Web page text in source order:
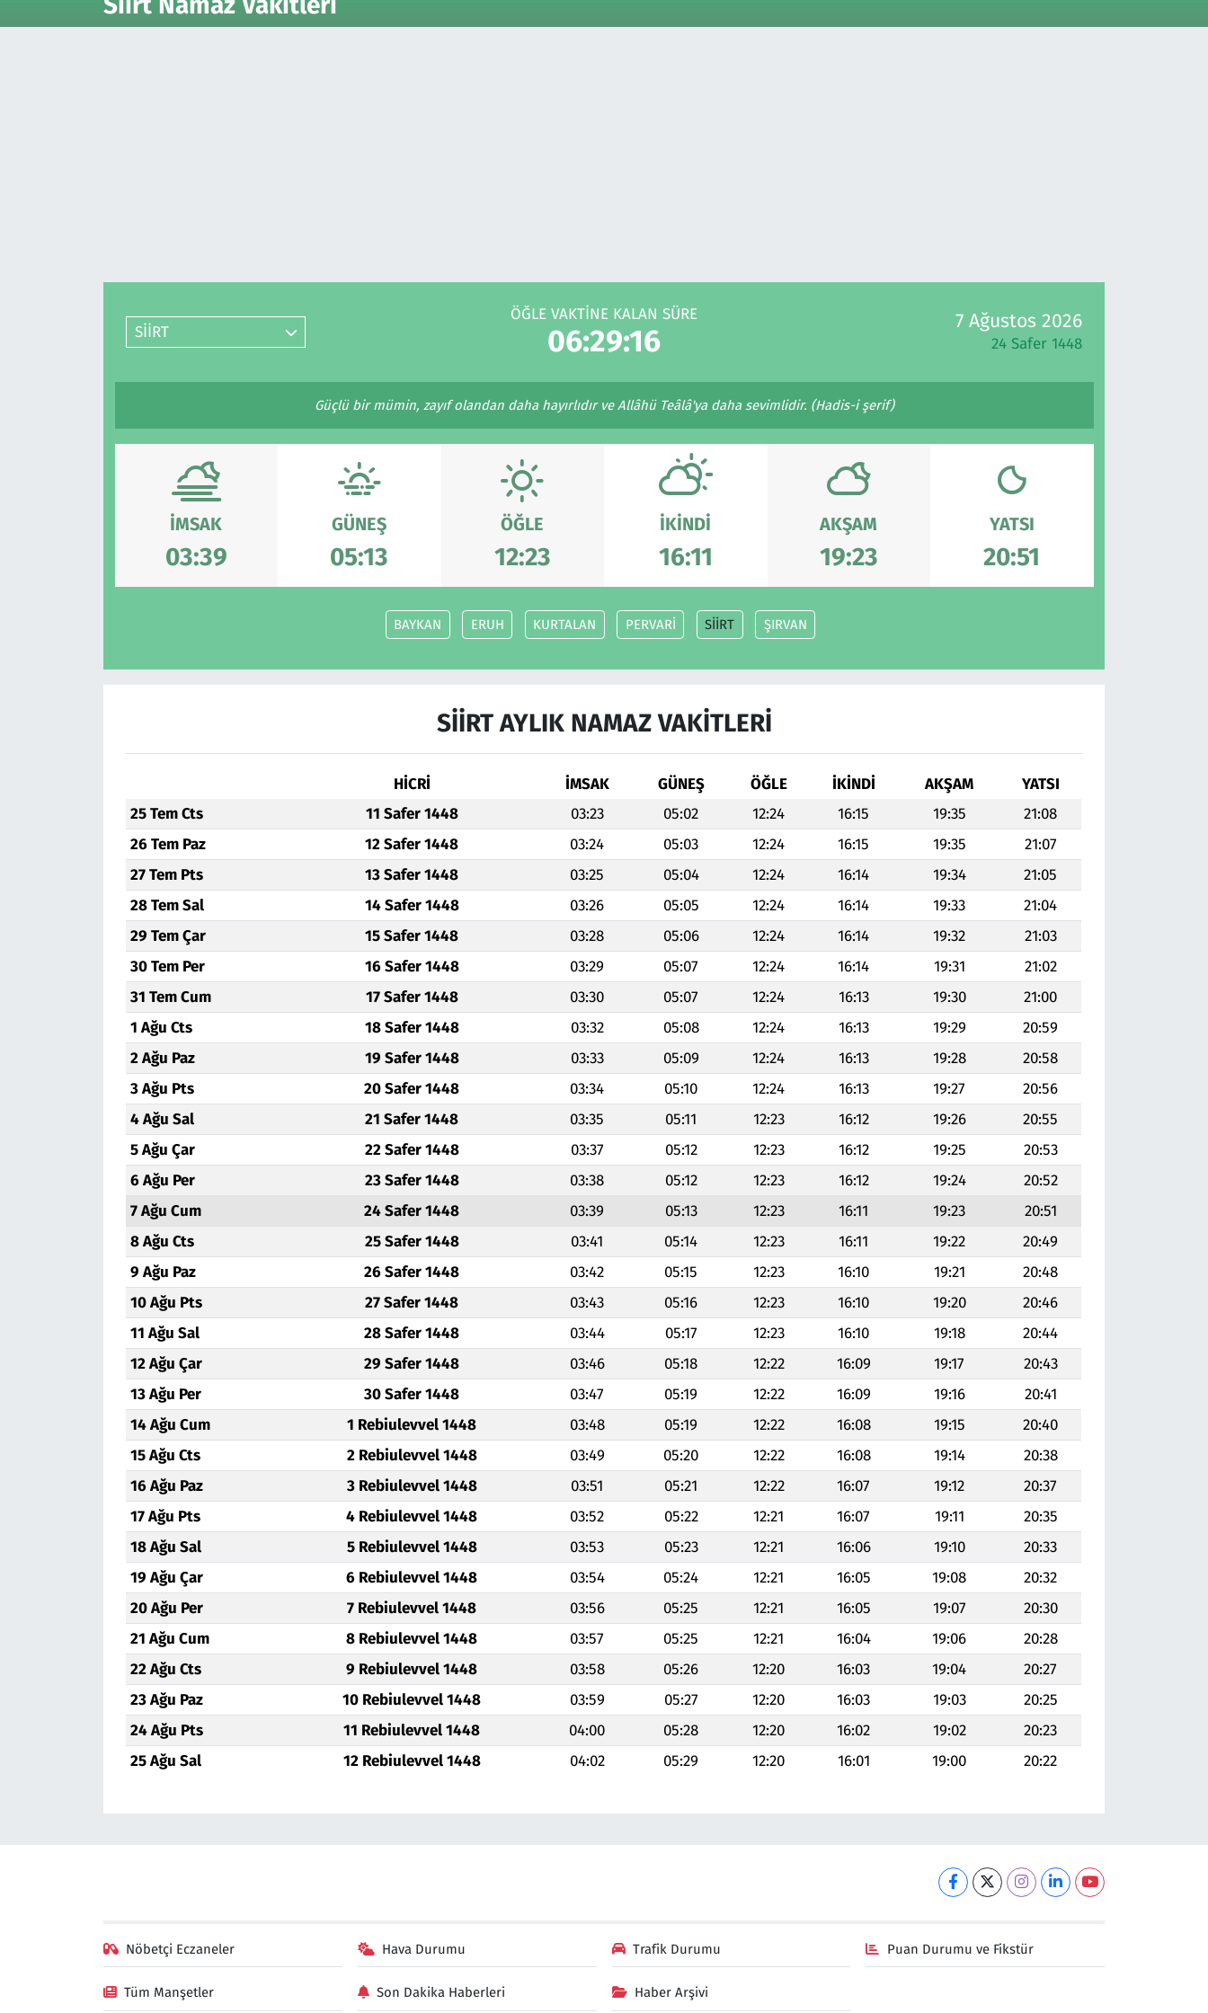
SİİRT
ÖĞLE VAKTINE KALAN SÜRE
06:29:16
7 Ağustos 2026
24 Safer 1448
Güçlü bir mümin, zayıf olandan daha hayırlıdır ve Allâhü Teâlâ'ya daha sevimlidir. (Hadis-i şerif)
İMSAK
03:39
GÜNEŞ
05:13
ÖĞLE
12:23
İKINDI
16:11
AKŞAM
19:23
YATSI
20:51
BAYKAN ERUH KURTALAN PERVARİ SİİRT ŞIRVAN
SİİRT AYLIK NAMAZ VAKITLERI
HİCRİ İMSAK GÜNEŞ ÖĞLE İKINDI AKŞAM
YATSI
25 Tem Cts
11 Safer 1448 03:23 05:02 12:24 16:15 19:35
21:08
26 Tem Paz
12 Safer 1448 03:24 05:03 12:24 16:15 19:35
21:07
27 Tem Pts
13 Safer 1448 03:25 05:04 12:24 16:14 19:34
21:05
28 Tem Sal
14 Safer 1448 03:26 05:05 12:24 16:14 19:33
21:04
29 Tem Çar
15 Safer 1448 03:28 05:06 12:24 16:14 19:32
21:03
30 Tem Per
16 Safer 1448 03:29 05:07 12:24 16:14 19:31
21:02
31 Tem Cum
17 Safer 1448 03:30 05:07 12:24 16:13 19:30
21:00
1 Ağu Cts
18 Safer 1448 03:32 05:08 12:24 16:13 19:29
20:59
2 Ağu Paz
19 Safer 1448 03:33 05:09 12:24 16:13 19:28
20:58
3 Ağu Pts
20 Safer 1448 03:34 05:10 12:24 16:13 19:27
20:56
4 Ağu Sal
21 Safer 1448 03:35 05:11 12:23 16:12 19:26
20:55
5 Ağu Çar
22 Safer 1448 03:37 05:12 12:23 16:12 19:25
20:53
6 Ağu Per
23 Safer 1448 03:38 05:12 12:23 16:12 19:24
20:52
7 Ağu Cum
24 Safer 1448 03:39 05:13 12:23 16:11 19:23
20:51
8 Ağu Cts
25 Safer 1448 03:41 05:14 12:23 16:11 19:22
20:49
9 Ağu Paz
26 Safer 1448 03:42 05:15 12:23 16:10 19:21
20:48
10 Ağu Pts
27 Safer 1448 03:43 05:16 12:23 16:10 19:20
20:46
11 Ağu Sal
28 Safer 1448 03:44 05:17 12:23 16:10 19:18
20:44
12 Ağu Çar
29 Safer 1448 03:46 05:18 12:22 16:09 19:17
20:43
13 Ağu Per
30 Safer 1448 03:47 05:19 12:22 16:09 19:16
20:41
14 Ağu Cum
1 Rebiulevvel 1448 03:48 05:19 12:22 16:08 19:15
20:40
15 Ağu Cts
2 Rebiulevvel 1448 03:49 05:20 12:22 16:08 19:14
20:38
16 Ağu Paz
3 Rebiulevvel 1448 03:51 05:21 12:22 16:07 19:12
20:37
17 Ağu Pts
4 Rebiulevvel 1448 03:52 05:22 12:21 16:07 19:11
20:35
18 Ağu Sal
5 Rebiulevvel 1448 03:53 05:23 12:21 16:06 19:10
20:33
19 Ağu Çar
6 Rebiulevvel 1448 03:54 05:24 12:21 16:05 19:08
20:32
20 Ağu Per
7 Rebiulevvel 1448 03:56 05:25 12:21 16:05 19:07
20:30
21 Ağu Cum
8 Rebiulevvel 1448 03:57 05:25 12:21 16:04 19:06
20:28
22 Ağu Cts
9 Rebiulevvel 1448 03:58 05:26 12:20 16:03 19:04
20:27
23 Ağu Paz
10 Rebiulevvel 1448 03:59 05:27 12:20 16:03 19:03
20:25
24 Ağu Pts
11 Rebiulevvel 1448 04:00 05:28 12:20 16:02 19:02
20:23
25 Ağu Sal
12 Rebiulevvel 1448 04:02 05:29 12:20 16:01 19:00 20:22
Nöbetçi Eczaneler Hava Durumu Trafik Durumu Puan Durumu ve Fikstür
Tüm Manşetler Son Dakika Haberleri Haber Arşivi
Gündem
Resmi İlanlar